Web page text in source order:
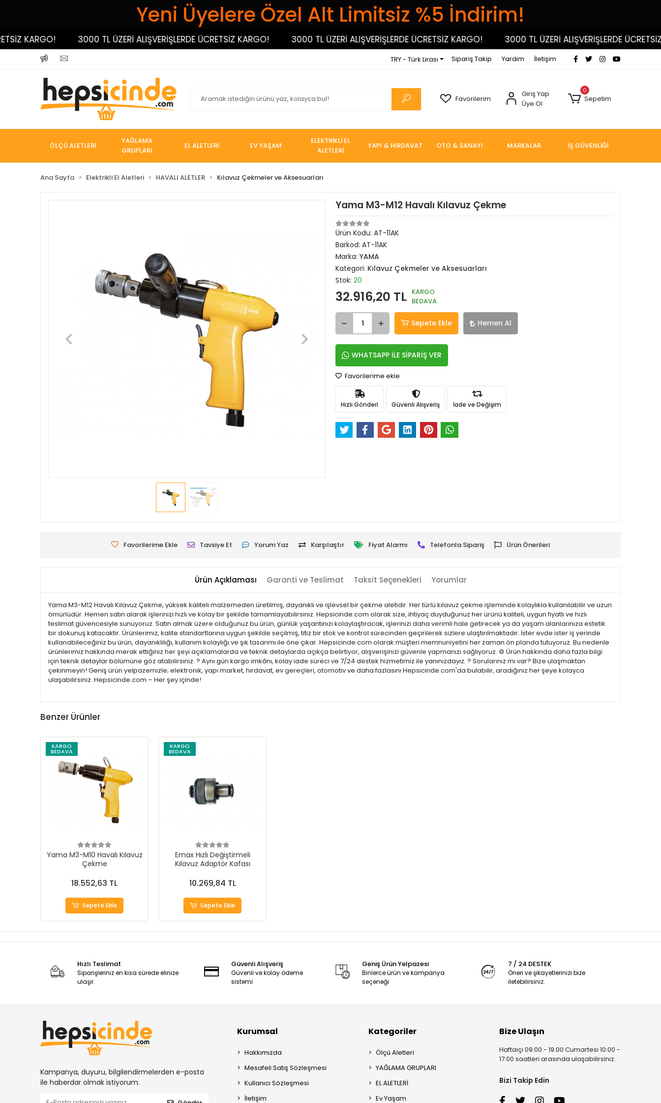
Yeni Üyelere Özel Alt Limitsiz %5 İndirim!
KARGO! 3000 TL ÜZERİ ALIŞVERİŞLERDE ÜCRETSİZ KARGO! 3000 TL ÜZERİ ALIŞVERİŞLERDE ÜCRETSİZ KARGO! 3000 TL ÜZERİ ALIŞVERİŞLERDE ÜCRETSİZ
TRY - Türk Lirası Sipariş Takip Yardım İletişim
Favorilerim
Giriş Yap
Üye Ol
0
Sepetim
ÖLÇÜ ALETLERİ
YAĞLAMA
GRUPLARI
EL ALETLERİ EV YAŞAM
ELEKTRİKLİ EL
ALETLERİ
YAPI & HIRDAVAT OTO & SANAYİ MARKALAR İŞ GÜVENLİĞİ
Ana Sayfa Elektrikli El Aletleri HAVALI ALETLER Kılavuz Çekmeler ve Aksesuarları
Yama M3-M12 Havalı Kılavuz Çekme
Ürün Kodu: AT-11AK
Barkod: AT-11AK
Marka: YAMA
Kategori: Kılavuz Çekmeler ve Aksesuarları
Stok: 20
32.916,20 TL KARGO
BEDAVA
Sepete Ekle Hemen Al
WHATSAPP İLE SİPARİŞ VER
Favorilerime ekle
Hızlı Gönderi Güvenli Alışveriş İade ve Değişim
Favorilerime Ekle Tavsiye Et Yorum Yaz Karşılaştır Fiyat Alarmı Telefonla Sipariş Ürün Önerileri
Ürün Açıklaması Garanti ve Teslimat Taksit Seçenekleri Yorumlar
Yama M3-M12 Havalı Kılavuz Çekme, yüksek kaliteli malzemeden üretilmiş, dayanıklı ve işlevsel bir çekme aletidir. Her türlü kılavuz çekme işleminde kolaylıkla kullanılabilir ve uzun
ömürlüdür. Hemen satın alarak işlerinizi hızlı ve kolay bir şekilde tamamlayabilirsiniz. Hepsicinde.com olarak size, ihtiyaç duyduğunuz her ürünü kaliteli, uygun fiyatlı ve hızlı
teslimat güvencesiyle sunuyoruz. Satın almak üzere olduğunuz bu ürün, günlük yaşantınızı kolaylaştıracak, işlerinizi daha verimli hale getirecek ya da yaşam alanlarınıza estetik
bir dokunuş katacaktır. Ürünlerimiz, kalite standartlarına uygun şekilde seçilmiş, titiz bir stok ve kontrol sürecinden geçirilerek sizlere ulaştırılmaktadır. İster evde ister iş yerinde
kullanabileceğiniz bu ürün, dayanıklılığı, kullanım kolaylığı ve şık tasarımı ile öne çıkar. Hepsicinde.com olarak müşteri memnuniyetini her zaman ön planda tutuyoruz. Bu nedenle
ürünlerimiz hakkında merak ettiğiniz her şeyi açıklamalarda ve teknik detaylarda açıkça belirtiyor, alışverişinizi güvenle yapmanızı sağlıyoruz. ⚙️ Ürün hakkında daha fazla bilgi
için teknik detaylar bölümüne göz atabilirsiniz. ? Aynı gün kargo imkânı, kolay iade süreci ve 7/24 destek hizmetimiz ile yanınızdayız. ? Sorularınız mı var? Bize ulaşmaktan
çekinmeyin! Geniş ürün yelpazemizle; elektronik, yapı market, hırdavat, ev gereçleri, otomotiv ve daha fazlasını Hepsicinde.com'da bulabilir, aradığınız her şeye kolayca
ulaşabilirsiniz. Hepsicinde.com – Her şey içinde!
Benzer Ürünler
KARGO
BEDAVA
Yama M3-M10 Havalı Kılavuz
Çekme
18.552,63 TL
Sepete Ekle
KARGO
BEDAVA
Emax Hızlı Değiştirmeli
Kılavuz Adaptör Kafası
10.269,84 TL
Sepete Ekle
Hızlı Teslimat
Siparişleriniz en kısa sürede elinize
ulaşır.
Güvenli Alışveriş
Güvenli ve kolay ödeme
sistemi
Geniş Ürün Yelpazesi
Binlerce ürün ve kampanya
seçeneği
7 / 24 DESTEK
Öneri ve şikayetlerinizi bize
iletebilirsiniz.
Kampanya, duyuru, bilgilendirmelerden e-posta
ile haberdar olmak istiyorum.
Kurumsal
Hakkımızda
Mesafeli Satış Sözleşmesi
Kullanıcı Sözleşmesi
İletişim
Kategoriler
Ölçü Aletleri
YAĞLAMA GRUPLARI
EL ALETLERİ
Ev Yaşam
Bize Ulaşın
Haftaiçi 09:00 - 19:00 Cumartesi 10:00 -
17:00 saatleri arasında ulaşabilirsiniz.
Bizi Takip Edin